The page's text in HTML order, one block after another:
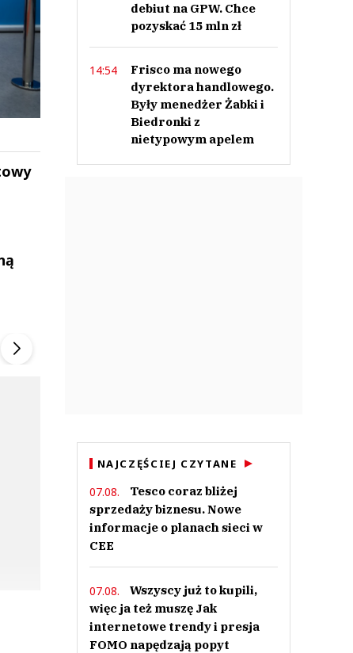
debiut na GPW. Chce
pozyskać 15 mln zł
14:54
Frisco ma nowego
dyrektora handlowego.
Były menedżer Żabki i
Biedronki z
nietypowym apelem
NAJCZĘŚCIEJ CZYTANE
07.08.
Tesco coraz bliżej
sprzedaży biznesu. Nowe
informacje o planach sieci w
CEE
07.08.
Wszyscy już to kupili,
więc ja też muszę Jak
internetowe trendy i presja
FOMO napędzają popyt